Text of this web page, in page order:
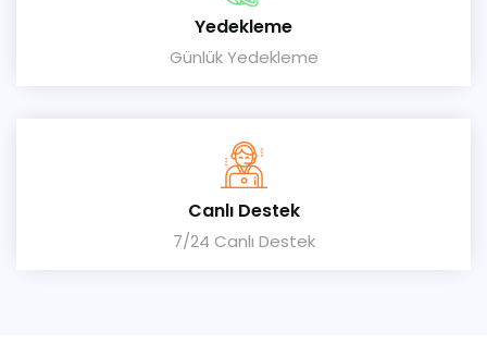
Yedekleme
Günlük Yedekleme
Canlı Destek
7/24 Canlı Destek